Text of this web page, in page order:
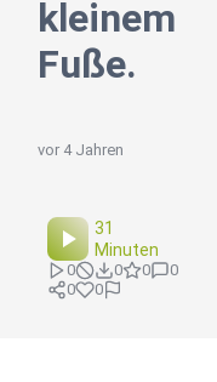
kleinem
Fuße.
vor 4 Jahren
31
Minuten
0 0 0
0
0
0